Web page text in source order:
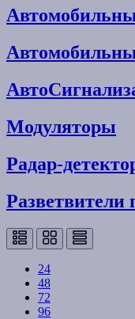
Модуляторы
Радар-
Разветвители
24
48
72
96